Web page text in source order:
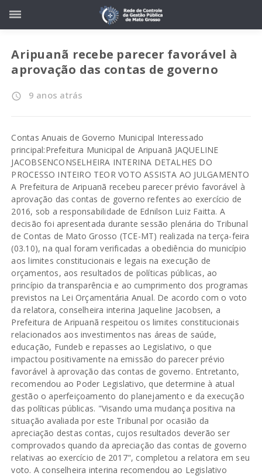
Aripuanã recebe parecer favorável à
aprovação das contas de governo
access_time 9 anos atrás
Contas Anuais de Governo Municipal Interessado
principal:Prefeitura Municipal de Aripuanã JAQUELINE
JACOBSENCONSELHEIRA INTERINA DETALHES DO
PROCESSO INTEIRO TEOR VOTO ASSISTA AO JULGAMENTO
A Prefeitura de Aripuanã recebeu parecer prévio favorável à
aprovação das contas de governo refentes ao exercício de
2016, sob a responsabilidade de Ednilson Luiz Faitta. A
decisão foi apresentada durante sessão plenária do Tribunal
de Contas de Mato Grosso (TCE-MT) realizada na terça-feira
(03.10), na qual foram verificadas a obediência do município
aos limites constitucionais e legais na execução de
orçamentos, aos resultados de políticas públicas, ao
princípio da transparência e ao cumprimento dos programas
previstos na Lei Orçamentária Anual. De acordo com o voto
da relatora, conselheira interina Jaqueline Jacobsen, a
Prefeitura de Aripuanã respeitou os limites constitucionais
relacionados aos investimentos nas áreas de saúde,
educação, Fundeb e repasses ao Legislativo, o que
impactou positivamente na emissão do parecer prévio
favorável à aprovação das contas de governo. Entretanto,
recomendou ao Poder Legislativo, que determine à atual
gestão o aperfeiçoamento do planejamento e da execução
das políticas públicas. "Visando uma mudança positiva na
situação avaliada por este Tribunal por ocasião da
apreciação destas contas, cujos resultados deverão ser
comprovados quando da apreciação das contas de governo
relativas ao exercício de 2017", completou a relatora em seu
voto. A conselheira interina recomendou ao Legislativo